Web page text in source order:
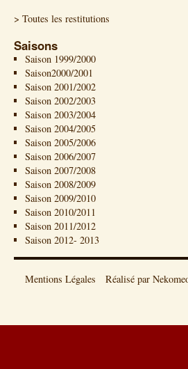
> Toutes les restitutions
Saisons
Saison 1999/2000
Saison2000/2001
Saison 2001/2002
Saison 2002/2003
Saison 2003/2004
Saison 2004/2005
Saison 2005/2006
Saison 2006/2007
Saison 2007/2008
Saison 2008/2009
Saison 2009/2010
Saison 2010/2011
Saison 2011/2012
Saison 2012- 2013
Mentions Légales Réalisé par